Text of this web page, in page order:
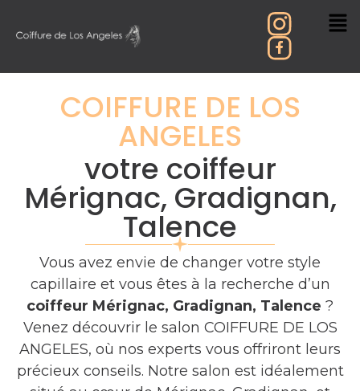
COIFFURE DE LOS
ANGELES
votre coiffeur
Mérignac, Gradignan,
Talence
Vous avez envie de changer votre style
capillaire et vous êtes à la recherche d’un
coiffeur Mérignac, Gradignan, Talence ?
Venez découvrir le salon COIFFURE DE LOS
ANGELES, où nos experts vous offriront leurs
précieux conseils. Notre salon est idéalement